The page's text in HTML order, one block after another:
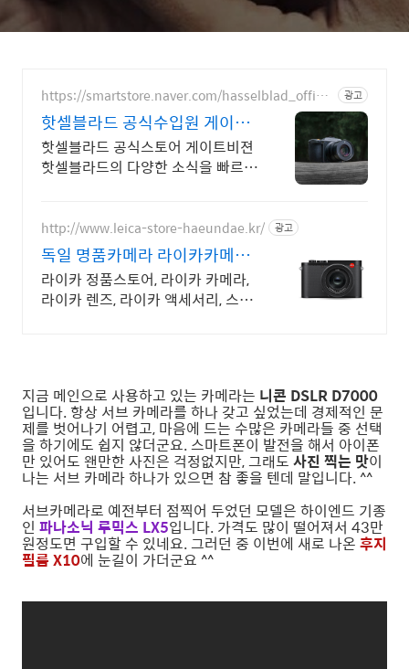
https://smartstore.naver.com/hasselblad_officia 광고
핫셀블라드 공식수입원 게이트
비젼
핫셀블라드 공식스토어 게이트비젼
핫셀블라드의 다양한 소식을 빠르게
http://www.leica-store-haeundae.kr/ 광고
독일 명품카메라 라이카카메라
Leica Store
라이카 정품스토어, 라이카 카메라,
라이카 렌즈, 라이카 액세서리, 스포
지금 메인으로 사용하고 있는 카메라는 니콘 DSLR D7000
입니다. 항상 서브 카메라를 하나 갖고 싶었는데 경제적인 문
제를 벗어나기 어렵고, 마음에 드는 수많은 카메라들 중 선택
을 하기에도 쉽지 않더군요. 스마트폰이 발전을 해서 아이폰
만 있어도 왠만한 사진은 걱정없지만, 그래도 사진 찍는 맛이
나는 서브 카메라 하나가 있으면 참 좋을 텐데 말입니다. ^^
서브카메라로 예전부터 점찍어 두었던 모델은 하이엔드 기종
인 파나소닉 루믹스 LX5입니다. 가격도 많이 떨어져서 43만
원정도면 구입할 수 있네요. 그러던 중 이번에 새로 나온 후지
필름 X10에 눈길이 가더군요 ^^